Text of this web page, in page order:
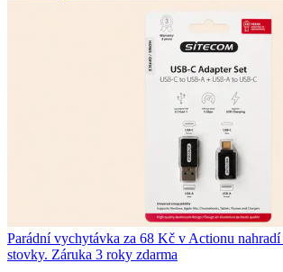
Parádní vychytávka za 68 Kč v Actionu
stovky. Záruka 3 roky zdarma